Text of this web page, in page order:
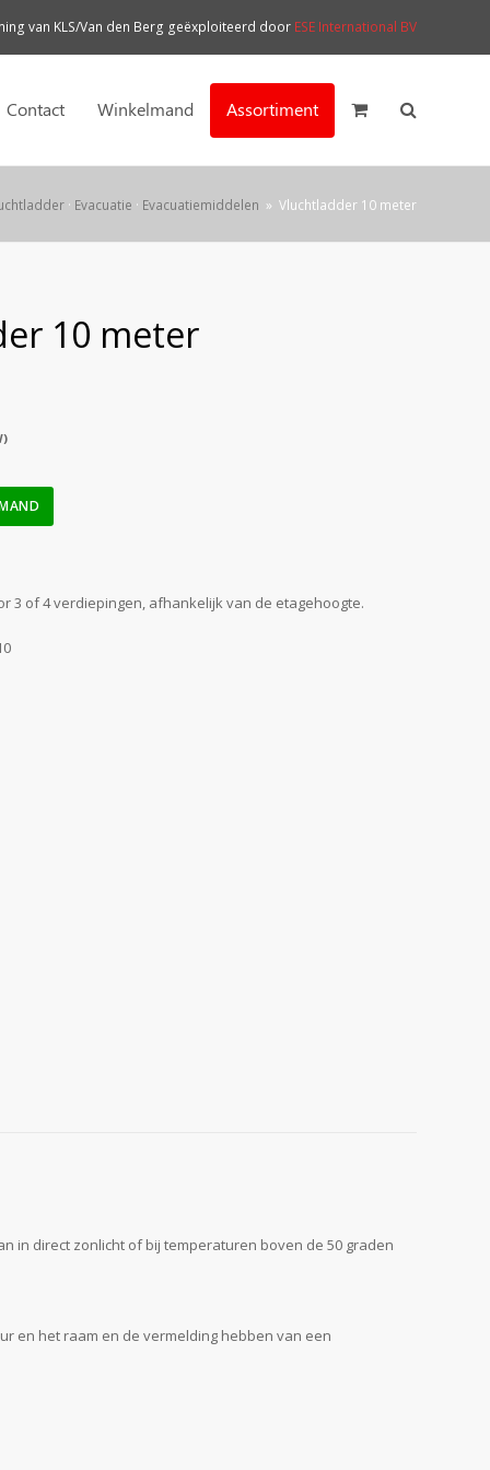
van KLS/Van den Berg geëxploiteerd door ESE International BV
Contact Winkelmand Assortiment
· Evacuatie · Evacuatiemiddelen » Vluchtladder 10 meter
10 meter
3 of 4 verdiepingen, afhankelijk van de etagehoogte.
in direct zonlicht of bij temperaturen boven de 50 graden
en het raam en de vermelding hebben van een